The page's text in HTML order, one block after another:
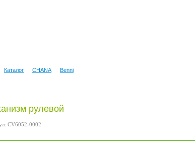
Каталог CHANA Benni
рулевой
CV6052-0002